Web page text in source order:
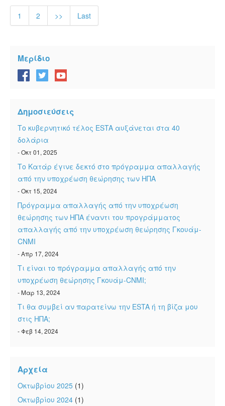
1 2 >> Last
Μερίδιο
Δημοσιεύσεις
Το κυβερνητικό τέλος ESTA αυξάνεται στα 40
δολάρια
- Οκτ 01, 2025
Το Κατάρ έγινε δεκτό στο πρόγραμμα απαλλαγής
από την υποχρέωση θεώρησης των ΗΠΑ
- Οκτ 15, 2024
Πρόγραμμα απαλλαγής από την υποχρέωση
θεώρησης των ΗΠΑ έναντι του προγράμματος
απαλλαγής από την υποχρέωση θεώρησης Γκουάμ-
CNMI
- Απρ 17, 2024
Τι είναι το πρόγραμμα απαλλαγής από την
υποχρέωση θεώρησης Γκουάμ-CNMI;
- Μαρ 13, 2024
Τι θα συμβεί αν παρατείνω την ESTA ή τη βίζα μου
στις ΗΠΑ;
- Φεβ 14, 2024
Αρχεία
Οκτωβρίου 2025 (1)
Οκτωβρίου 2024 (1)